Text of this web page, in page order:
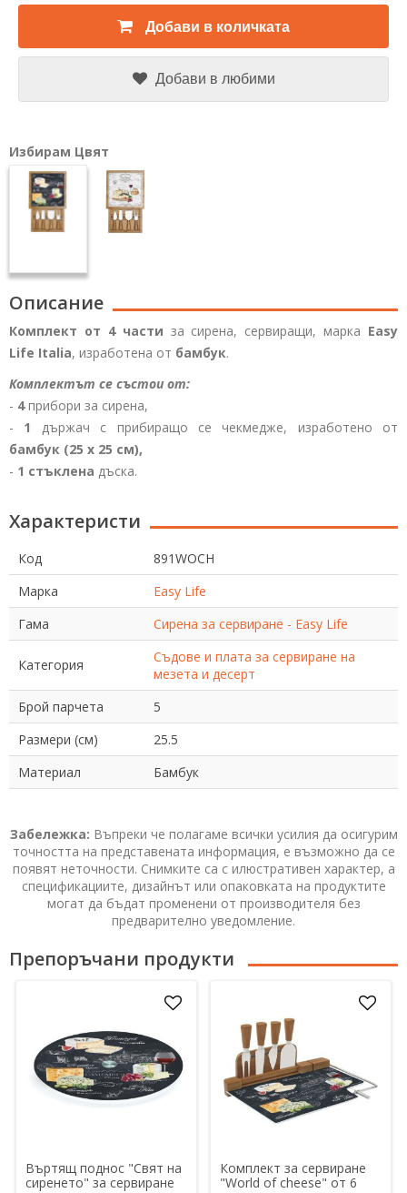
Добави в количката
Добави в любими
Избирам Цвят
Описание
Комплект от 4 части за сирена, сервиращи, марка Easy
Life Italia, изработена от бамбук.
Комплектът се състои от:
- 4прибори за сирена,
- 1
държач с прибиращо се чекмедже, изработено от
бамбук (25 х 25 см),
- 1 стъклена дъска.
Характеристи
Код
891WOCH
Марка
Easy Life
Гама
Сирена за сервиране - Easy Life
Категория
Съдове и плата за сервиране на
мезета и десерт
Брой парчета
5
Размери (см)
25.5
Материал
Бамбук
Забележка: Въпреки че полагаме всички усилия да осигурим
точността на представената информация, е възможно да се
появят неточности. Снимките са с илюстративен характер, а
спецификациите, дизайнът или опаковката на продуктите
могат да бъдат променени от производителя без
предварително уведомление.
Препоръчани продукти
Въртящ поднос "Свят на
сиренето" за сервиране
Комплект за сервиране
"World of cheese" от 6